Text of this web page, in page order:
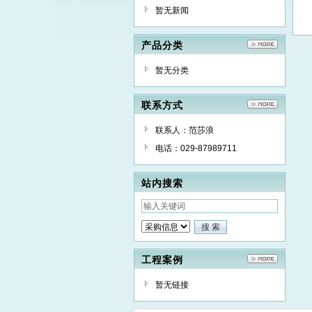
暂无新闻
产品分类
暂无分类
联系方式
联系人：范莎浪
电话：029-87989711
站内搜索
工程案例
暂无链接